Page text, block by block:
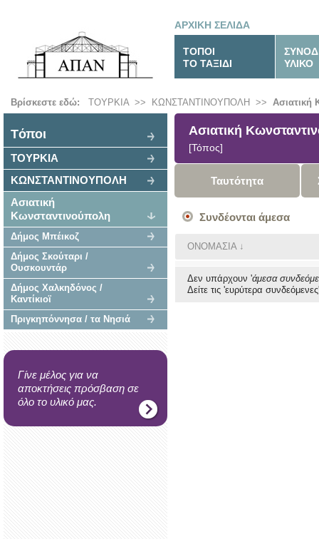
ΑΡΧΙΚΗ ΣΕΛΙΔΑ
ΤΟΠΟΙ
ΤΟ ΤΑΞΙΔΙ
ΥΛΙΚΟ
Βρίσκεστε εδώ: ΤΟΥΡΚΙΑ>> ΚΩΝΣΤΑΝΤΙΝΟΥΠΟΛΗ >> Ασιατική
Tόποι
ΤΟΥΡΚΙΑ
ΚΩΝΣΤΑΝΤΙΝΟΥΠΟΛΗ
Ασιατική
Κωνσταντινούπολη
Δήμος Μπέικοζ
Δήμος Σκούταρι /
Ουσκουντάρ
Δήμος Χαλκηδόνος /
Καντίκιοϊ
Πριγκηπόννησα / τα Νησιά
Γίνε μέλος για να
αποκτήσεις πρόσβαση σε
όλο το υλικό μας.
Ασιατική
[Τόπος]
Ταυτότητα
Συνδέονται άμεσα
ΟΝΟΜΑΣΙΑ↓
Δεν υπάρχουν 'άμεσα
Δείτε τις 'ευρύτερα